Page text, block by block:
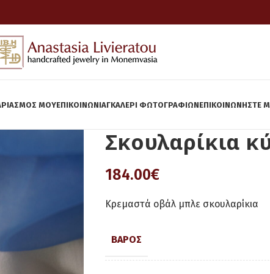
ΜΟΥΕΠΙΚΟΙΝΩΝΊΑΓΚΆΛΕΡΙ ΦΩΤΟΓΡΑΦΙΏΝΕΠΙΚΟΙΝΩΝΉΣΤΕ
Σκουλαρίκια
184.00€
Κρεμαστά οβάλ μπλε σκουλαρίκια
ΒΆΡΟΣ